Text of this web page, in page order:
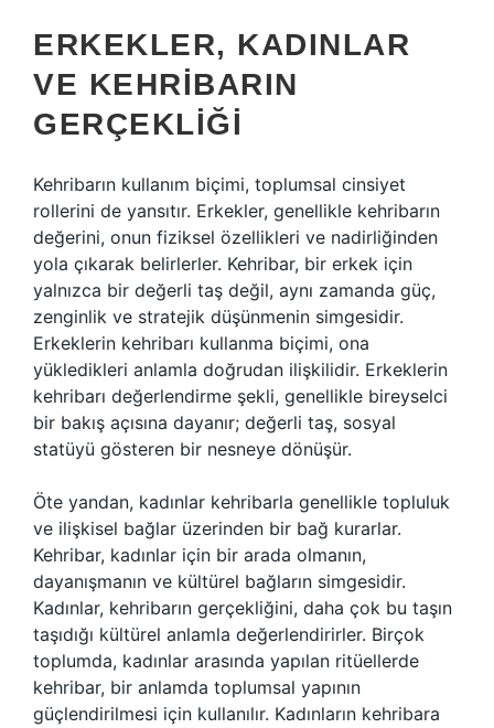
ERKEKLER, KADINLAR
VE KEHRIBARIN
GERÇEKLIĞI
Kehribarın kullanım biçimi, toplumsal cinsiyet
rollerini de yansıtır. Erkekler, genellikle kehribarın
değerini, onun fiziksel özellikleri ve nadirliğinden
yola çıkarak belirlerler. Kehribar, bir erkek için
yalnızca bir değerli taş değil, aynı zamanda güç,
zenginlik ve stratejik düşünmenin simgesidir.
Erkeklerin kehribarı kullanma biçimi, ona
yükledikleri anlamla doğrudan ilişkilidir. Erkeklerin
kehribarı değerlendirme şekli, genellikle bireyselci
bir bakış açısına dayanır; değerli taş, sosyal
statüyü gösteren bir nesneye dönüşür.
Öte yandan, kadınlar kehribarla genellikle topluluk
ve ilişkisel bağlar üzerinden bir bağ kurarlar.
Kehribar, kadınlar için bir arada olmanın,
dayanışmanın ve kültürel bağların simgesidir.
Kadınlar, kehribarın gerçekliğini, daha çok bu taşın
taşıdığı kültürel anlamla değerlendirirler. Birçok
toplumda, kadınlar arasında yapılan ritüellerde
kehribar, bir anlamda toplumsal yapının
güçlendirilmesi için kullanılır. Kadınların kehribara